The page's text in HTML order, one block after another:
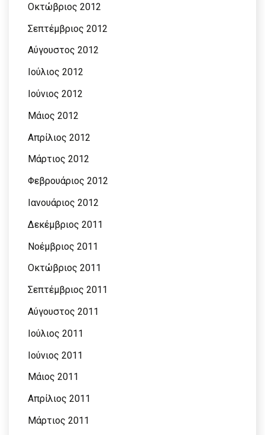
Οκτώβριος 2012
Σεπτέμβριος 2012
Αύγουστος 2012
Ιούλιος 2012
Ιούνιος 2012
Μάιος 2012
Απρίλιος 2012
Μάρτιος 2012
Φεβρουάριος 2012
Ιανουάριος 2012
Δεκέμβριος 2011
Νοέμβριος 2011
Οκτώβριος 2011
Σεπτέμβριος 2011
Αύγουστος 2011
Ιούλιος 2011
Ιούνιος 2011
Μάιος 2011
Απρίλιος 2011
Μάρτιος 2011